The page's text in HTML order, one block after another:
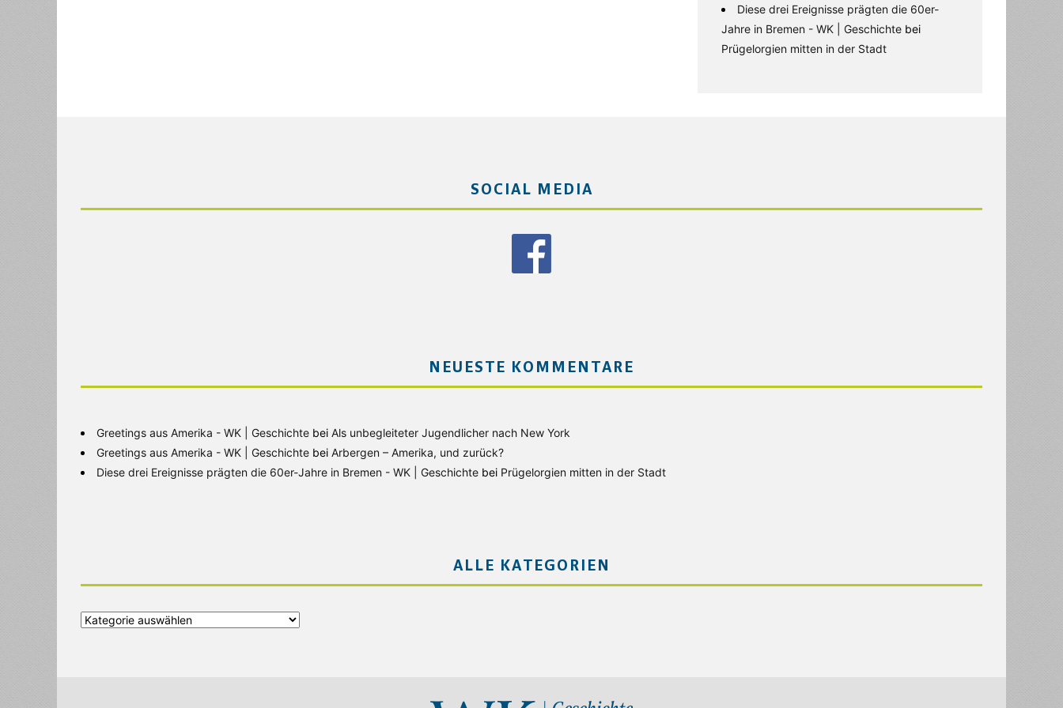
Diese drei Ereignisse prägten die 60er-
Jahre in Bremen - WK | Geschichte bei
Prügelorgien mitten in der Stadt
SOCIAL MEDIA
NEUESTE KOMMENTARE
Greetings aus Amerika - WK | Geschichte bei Als unbegleiteter Jugendlicher nach New York
Greetings aus Amerika - WK | Geschichte bei Arbergen – Amerika, und zurück?
Diese drei Ereignisse prägten die 60er-Jahre in Bremen - WK | Geschichte bei Prügelorgien mitten in der Stadt
ALLE KATEGORIEN
Alle